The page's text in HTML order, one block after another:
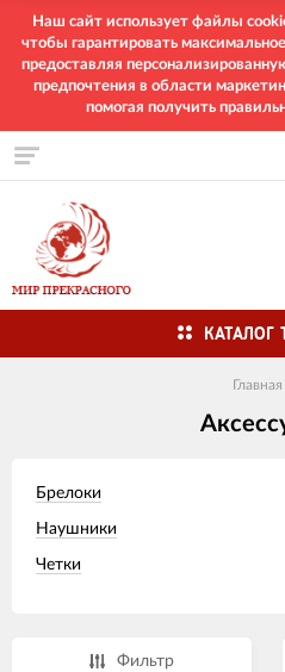
Наш сайт использует файлы
чтобы гарантировать
предоставляя
предпочтения в области
помогая получить
КАТАЛОГ
Главная
Брелоки
Наушники
Четки
Фильтр